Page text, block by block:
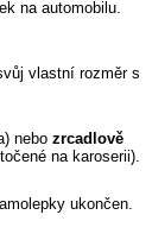
na automobilu.
vlastní rozměr s
nebo zrcadlově
na karoserii).
ukončen.